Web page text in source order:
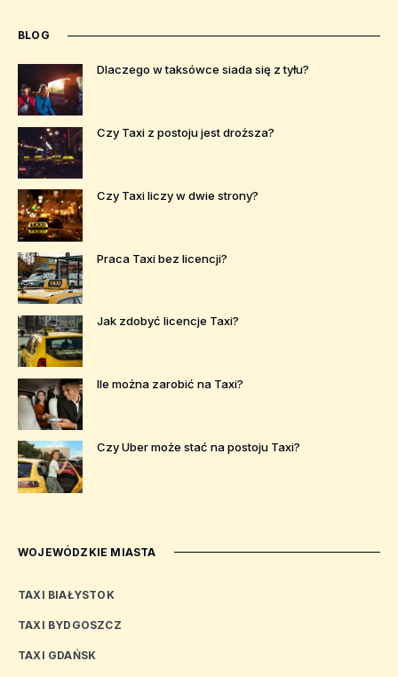
BLOG
Dlaczego w taksówce siada się z tyłu?
Czy Taxi z postoju jest droższa?
Czy Taxi liczy w dwie strony?
Praca Taxi bez licencji?
Jak zdobyć licencje Taxi?
Ile można zarobić na Taxi?
Czy Uber może stać na postoju Taxi?
WOJEWÓDZKIE MIASTA
TAXI BIAŁYSTOK
TAXI BYDGOSZCZ
TAXI GDAŃSK